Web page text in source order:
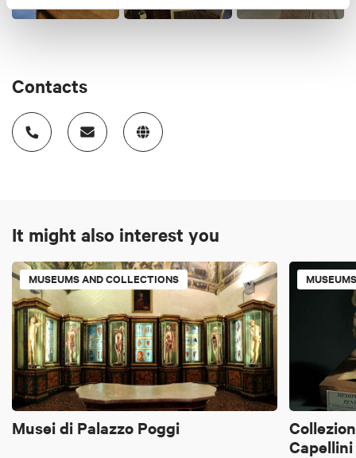
Contacts
It might also interest you
MUSEUMS AND COLLECTIONS
Musei di Palazzo Poggi